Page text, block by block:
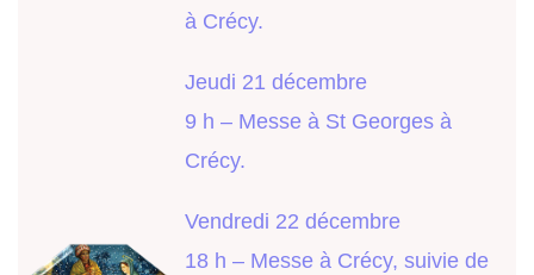
à Crécy.
Jeudi 21 décembre
9 h – Messe à St Georges à
Crécy.
Vendredi 22 décembre
18 h – Messe à Crécy, suivie de